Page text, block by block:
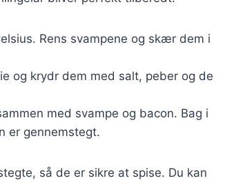
Rens svampene og skær dem i
og krydr dem med salt, peber og de
med svampe og bacon. Bag i
er gennemstegt.
så de er sikre at spise. Du kan